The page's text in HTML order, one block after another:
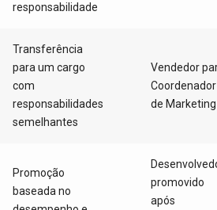
responsabilidade
Transferência
para um cargo
com
responsabilidades
semelhantes
Vendedor
Coordenador
de Marketing
Promoção
baseada no
promovido
após